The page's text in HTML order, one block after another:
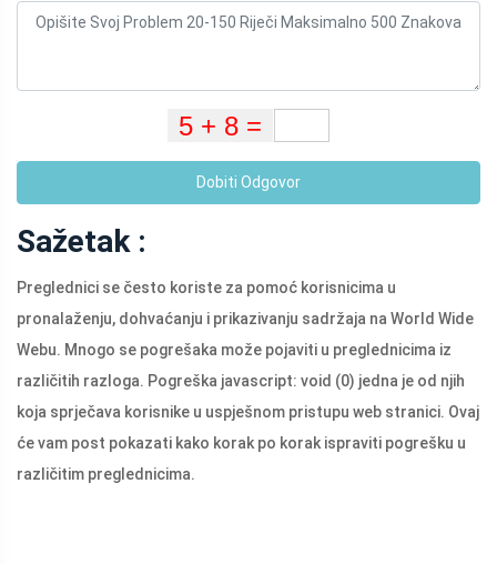
Dobiti Odgovor
Sažetak :
Preglednici se često koriste za pomoć korisnicima u
pronalaženju, dohvaćanju i prikazivanju sadržaja na World Wide
Webu. Mnogo se pogrešaka može pojaviti u preglednicima iz
različitih razloga. Pogreška javascript: void (0) jedna je od njih
koja sprječava korisnike u uspješnom pristupu web stranici. Ovaj
će vam post pokazati kako korak po korak ispraviti pogrešku u
različitim preglednicima.